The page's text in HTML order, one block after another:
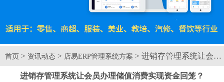
首页 > 资讯动态 > 店易ERP管理系统方案 > 进销存管理系统让会
进销存管理系统让会员办理储值消费实现资金回笼？